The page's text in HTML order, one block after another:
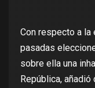
Con respecto a la
pasadas
sobre ella una
República,